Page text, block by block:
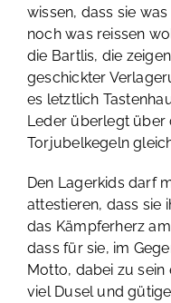
wissen, dass sie
noch was reissen
die Bartlis, die
geschickter
es letztlich
Leder überlegt über
Torjubelkegeln
Den Lagerkids darf
attestieren, dass sie
das Kämpferherz
dass für sie, im
Motto, dabei zu sein
viel Dusel und